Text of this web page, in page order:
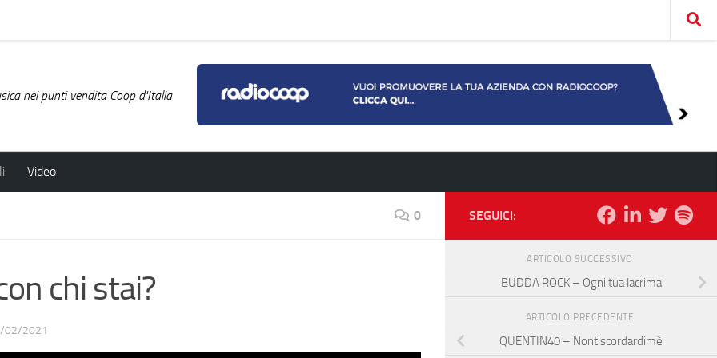
nei punti vendita Coop d'Italia
Video
0
chi stai?
02/2021
SEGUICI:
ARTICOLO SUCCESSIVO
BUDDA ROCK – Ogni tua lacrima
ARTICOLO PRECEDENTE
QUENTIN40 – Nontiscordardimè